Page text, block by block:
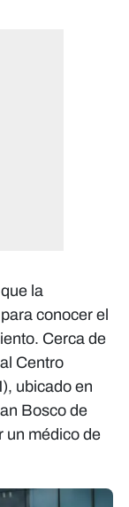
la
conocer el
Cerca de
Centro
ubicado en
Bosco de
un médico de